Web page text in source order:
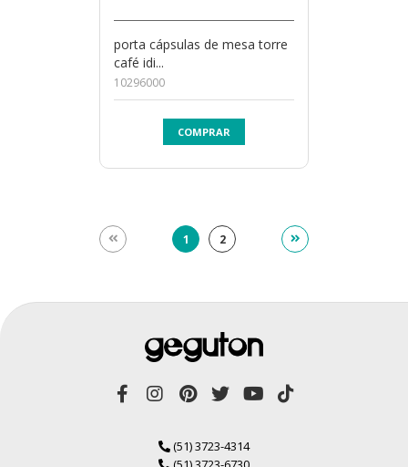
porta cápsulas de mesa torre
café idi...
10296000
COMPRAR
1 2
(51) 3723-4314